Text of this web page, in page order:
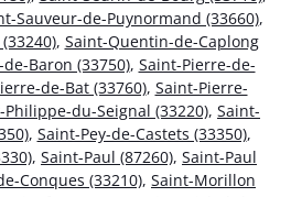
Sauveur-de-Puynormand (33660),
, Saint-Quentin-de-Caplong
Baron (33750), Saint-Pierre-de-
de-Bat (33760), Saint-Pierre-
Philippe-du-Seignal (33220), Saint-
, Saint-Pey-de-Castets (33350),
, Saint-Paul (87260), Saint-Paul
Conques (33210), Saint-Morillon